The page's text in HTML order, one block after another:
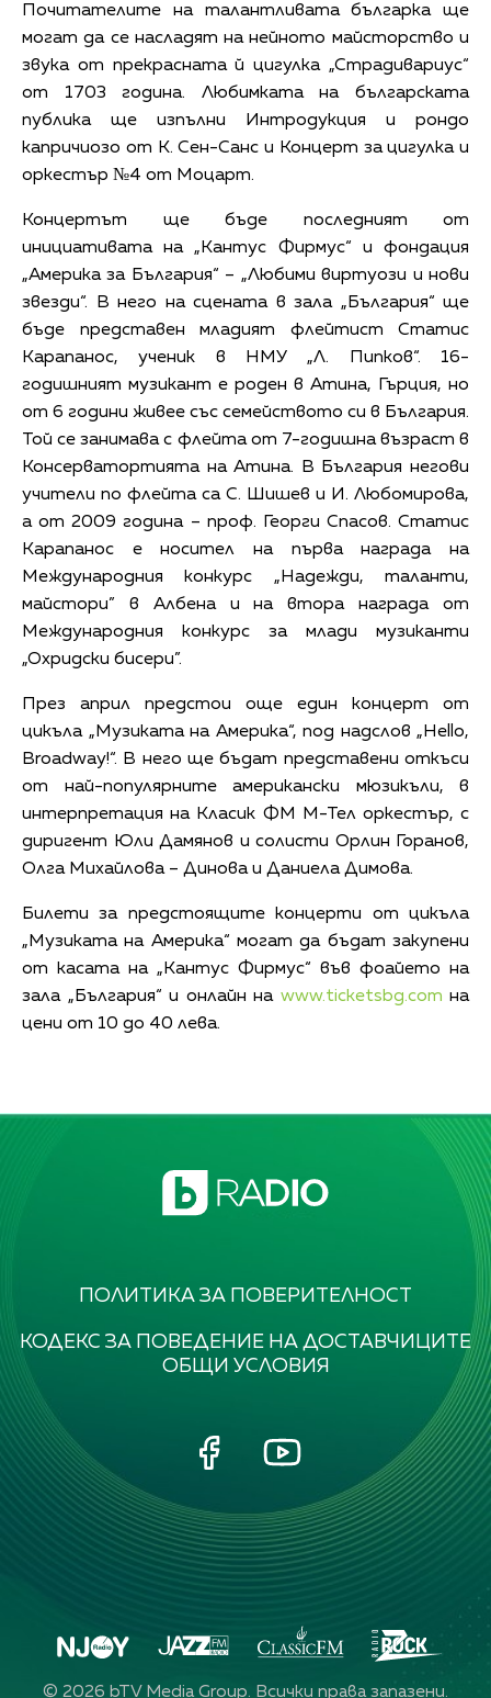
Почитателите на талантливата българка ще
могат да се насладят на нейното майсторство и
звука от прекрасната й цигулка „Страдивариус“
от 1703 година. Любимката на българската
публика ще изпълни Интродукция и рондо
капричиозо от К. Сен-Санс и Концерт за цигулка и
оркестър №4 от Моцарт.
Концертът ще бъде последният от
инициативата на „Кантус Фирмус“ и фондация
„Америка за България“ – „Любими виртуози и нови
звезди“. В него на сцената в зала „България“ ще
бъде представен младият флейтист Статис
Карапанос, ученик в НМУ „Л. Пипков“. 16-
годишният музикант е роден в Атина, Гърция, но
от 6 години живее със семейството си в България.
Той се занимава с флейта от 7-годишна възраст в
Консерватортията на Атина. В България негови
учители по флейта са С. Шишев и И. Любомирова,
а от 2009 година – проф. Георги Спасов. Статис
Карапанос е носител на първа награда на
Международния конкурс „Надежди, таланти,
майстори” в Албена и на втора награда от
Международния конкурс за млади музиканти
„Охридски бисери”.
През април предстои още един концерт от
цикъла „Музиката на Америка“, под надслов „Hello,
Broadway!“. В него ще бъдат представени откъси
от най-популярните американски мюзикъли, в
интерпретация на Класик ФМ М-Тел оркестър, с
диригент Юли Дамянов и солисти Орлин Горанов,
Олга Михайлова – Динова и Даниела Димова.
Билети за предстоящите концерти от цикъла
„Музиката на Америка“ могат да бъдат закупени
от касата на „Кантус Фирмус“ във фоайето на
зала „България“ и онлайн на www.ticketsbg.com на
цени от 10 до 40 лева.
ПОЛИТИКА ЗА ПОВЕРИТЕЛНОСТ
КОДЕКС ЗА ПОВЕДЕНИЕ НА ДОСТАВЧИЦИТЕ
ОБЩИ УСЛОВИЯ
© 2026 bTV Media Group. Всички права запазени.